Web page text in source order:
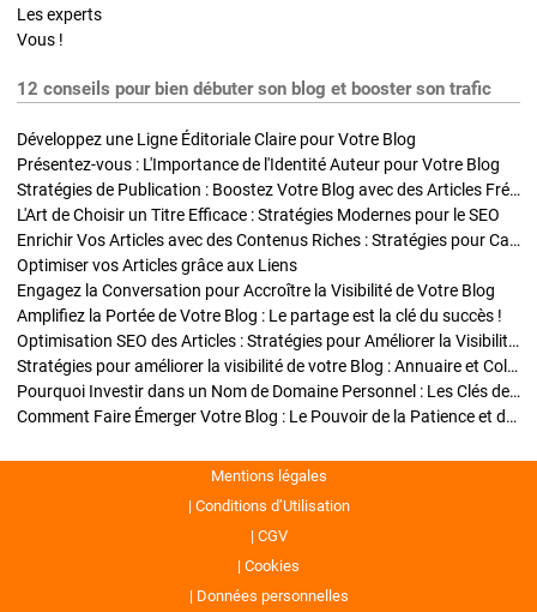
Les experts
Vous !
12 conseils pour bien débuter son blog et booster son trafic
Développez une Ligne Éditoriale Claire pour Votre Blog
Présentez-vous : L'Importance de l'Identité Auteur pour Votre Blog
Stratégies de Publication : Boostez Votre Blog avec des Articles Fréquents et Exclusifs
L'Art de Choisir un Titre Efficace : Stratégies Modernes pour le SEO
Enrichir Vos Articles avec des Contenus Riches : Stratégies pour Captiver et Optimiser
Optimiser vos Articles grâce aux Liens
Engagez la Conversation pour Accroître la Visibilité de Votre Blog
Amplifiez la Portée de Votre Blog : Le partage est la clé du succès !
Optimisation SEO des Articles : Stratégies pour Améliorer la Visibilité de Votre Blog
Stratégies pour améliorer la visibilité de votre Blog : Annuaire et Collaborations
Pourquoi Investir dans un Nom de Domaine Personnel : Les Clés de la Réussite de Votre Blog
Comment Faire Émerger Votre Blog : Le Pouvoir de la Patience et de la Persévérance
Mentions légales
Conditions d’Utilisation
CGV
Cookies
Données personnelles